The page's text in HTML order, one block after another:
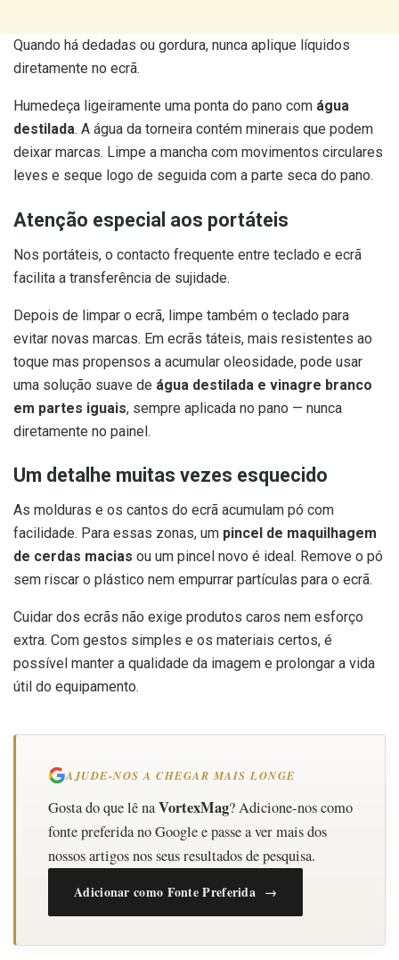
Quando há dedadas ou gordura, nunca aplique líquidos
diretamente no ecrã.
Humedeça ligeiramente uma ponta do pano com água
destilada. A água da torneira contém minerais que podem
deixar marcas. Limpe a mancha com movimentos circulares
leves e seque logo de seguida com a parte seca do pano.
Atenção especial aos portáteis
Nos portáteis, o contacto frequente entre teclado e ecrã
facilita a transferência de sujidade.
Depois de limpar o ecrã, limpe também o teclado para
evitar novas marcas. Em ecrãs táteis, mais resistentes ao
toque mas propensos a acumular oleosidade, pode usar
uma solução suave de água destilada e vinagre branco
em partes iguais, sempre aplicada no pano — nunca
diretamente no painel.
Um detalhe muitas vezes esquecido
As molduras e os cantos do ecrã acumulam pó com
facilidade. Para essas zonas, um pincel de maquilhagem
de cerdas macias ou um pincel novo é ideal. Remove o pó
sem riscar o plástico nem empurrar partículas para o ecrã.
Cuidar dos ecrãs não exige produtos caros nem esforço
extra. Com gestos simples e os materiais certos, é
possível manter a qualidade da imagem e prolongar a vida
útil do equipamento.
AJUDE-NOS A CHEGAR MAIS LONGE
Gosta do que lê naVortexMag? Adicione-nos como
fonte preferida no Google e passe a ver mais dos
nossos artigos nos seus resultados de pesquisa.
Adicionar como Fonte Preferida →